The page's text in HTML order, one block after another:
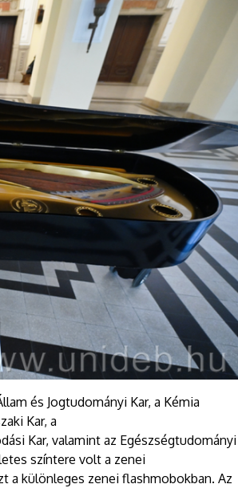
és Jogtudományi Kar, a Kémia
Kar, a
Kar, valamint az Egészségtudományi
színtere volt a zenei
a különleges zenei flashmobokban. Az